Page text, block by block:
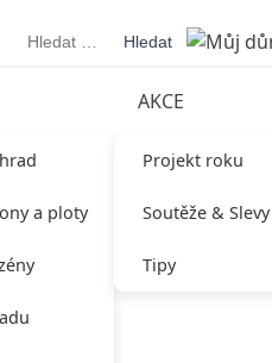
Vyhledávání
a ploty
AKCE
Projekt roku
Soutěže & Slevy
Tipy